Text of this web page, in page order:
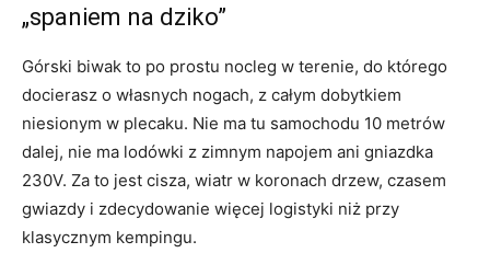
„spaniem na dziko”
Górski biwak to po prostu nocleg w terenie, do którego
docierasz o własnych nogach, z całym dobytkiem
niesionym w plecaku. Nie ma tu samochodu 10 metrów
dalej, nie ma lodówki z zimnym napojem ani gniazdka
230V. Za to jest cisza, wiatr w koronach drzew, czasem
gwiazdy i zdecydowanie więcej logistyki niż przy
klasycznym kempingu.